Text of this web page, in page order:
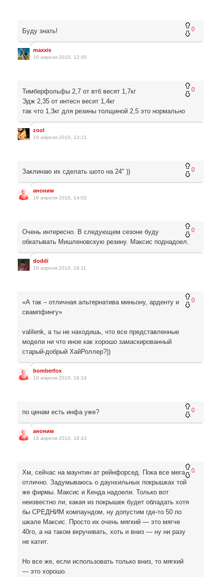
0
Буду знать!
maxxis
16 апреля 2010, 12:45
0
Тимберфольфы 2,7 от втб весят 1,7кг
Эдж 2,35 от интесн весит 1,4кг
так что 1,3кг для резины толщиной 2,5 это нормально
zool
16 апреля 2010, 13:21
0
Заклинаю их сделать шото на 24" ))
аноним
16 апреля 2010, 14:02
0
Очень интересно. В следующем сезоне буду
обкатывать Мишленовскую резину. Максис поднадоел.
doddi
16 апреля 2010, 16:11
0
«А так – отличная альтернатива миньону, арденту и
свампфингу»
valilenk, а ты не находишь, что все представленные
модели ни что иное как хорошо замаскированный
старый-добрый ХайРоллер?))
bomberfox
16 апреля 2010, 16:24
0
по ценам есть инфа уже?
аноним
16 апреля 2010, 16:43
0
Хм, сейчас на маунтин ат рейнфорсед. Пока все мега
отлично. Задумываюсь о даунхильных покрышках той
же фирмы. Максис и Кенда надоели. Только вот
неизвестно ли, какая из покрышек будет обладать хотя
бы СРЕДНИМ компаундом, ну допустим где-то 50 по
шкале Максис. Просто их очень мягкий — это мягче
40го, а на таком вкручивать, хоть и вниз — ну ни разу
не катит.
Но все же, если использовать только вниз, то мягкий
— это хорошо.